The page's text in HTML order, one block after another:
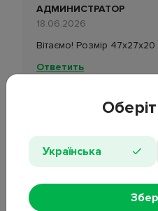
АДМИНИСТРАТОР
18.06.2026
Вітаємо! Розмір 47х27х20
Ответить
ОСТАВИТЬ ОТЗЫВ
Українська